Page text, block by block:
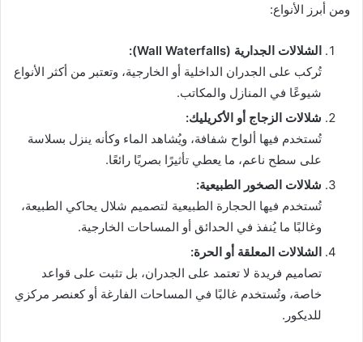
ومن أبرز الأنواع:
الشلالات الجدارية (Wall Waterfalls):
تُركب على الجدران الداخلية أو الخارجية، وتعتبر من أكثر الأنواع
شيوعًا في المنازل والمكاتب.
شلالات الزجاج أو الأكريليك:
تُستخدم فيها ألواح شفافة، ويُشاهد الماء وكأنه ينزل بسلاسة
على سطح ناعم، ما يعطي تأثيرًا بصريًا رائعًا.
شلالات الصخور الطبيعية:
تُستخدم فيها الحجارة الطبيعية لتصميم شلال يحاكي الطبيعة،
وغالبًا ما يُنفذ في الحدائق أو المساحات الخارجية.
الشلالات المعلقة أو الحرة:
تصاميم فريدة لا تعتمد على الجدران، بل تثبت على قواعد
خاصة، وتُستخدم غالبًا في المساحات الفارغة أو كعنصر مركزي
للديكور.